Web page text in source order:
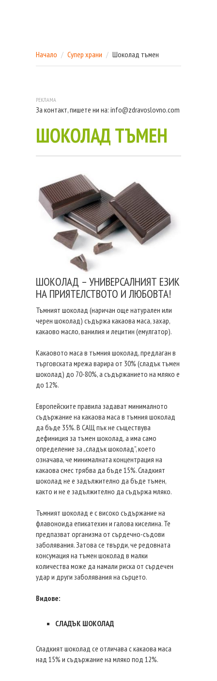
Начало Супер храни Шоколад тъмен
За контакт, пишете ни на: info@zdravoslovno.com
ШОКОЛАД ТЪМЕН
ШОКОЛАД – УНИВЕРСАЛНИЯТ ЕЗИК
НА ПРИЯТЕЛСТВОТО И ЛЮБОВТА!
Тъмният шоколад (наричан още натурален или
черен шоколад) съдържа какаова маса, захар,
какаово масло, ванилия и лецитин (емулгатор).
Какаовото маса в тъмния шоколад, предлаган в
търговската мрежа варира от 30% (сладък тъмен
шоколад) до 70-80%, а съдържанието на мляко е
до 12%.
Европейските правила задават минималното
съдържание на какаова маса в тъмния шоколад
да бъде 35%. В САЩ пък не съществува
дефиниция за тъмен шоколад, а има само
определение за „сладък шоколад”, което
означава, че минималната концентрация на
какаова смес трябва да бъде 15%. Сладкият
шоколад не е задължително да бъде тъмен,
както и не е задължително да съдържа мляко.
Тъмният шоколад е с високо съдържание на
флавоноида епикатехин и галова киселина. Те
предпазват организма от сърдечно-съдови
заболявания. Затова се твърди, че редовната
консумация на тъмен шоколад в малки
количества може да намали риска от сърдечен
удар и други заболявания на сърцето.
Видове:
СЛАДЪК ШОКОЛАД
Сладкият шоколад се отличава с какаова маса
над 15% и съдържание на мляко под 12%.